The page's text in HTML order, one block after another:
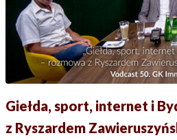
Giełda, sport, internet i
z Ryszardem